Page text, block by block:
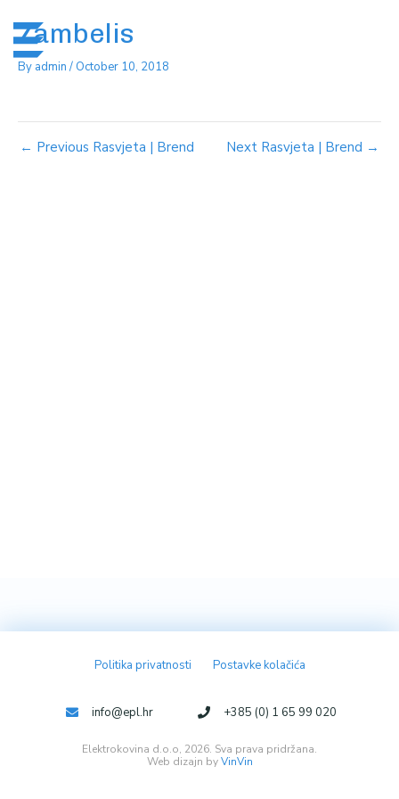
contentZambelis
By admin / October 10, 2018
navigation
← Previous Rasvjeta | Brend Next Rasvjeta | Brend →
Politika privatnosti Postavke kolačića
Web dizajn byVinVin
Elektrokovina d.o.o, 2026. Sva prava pridržana.
info@epl.hr +385 (0) 1 65 99 020